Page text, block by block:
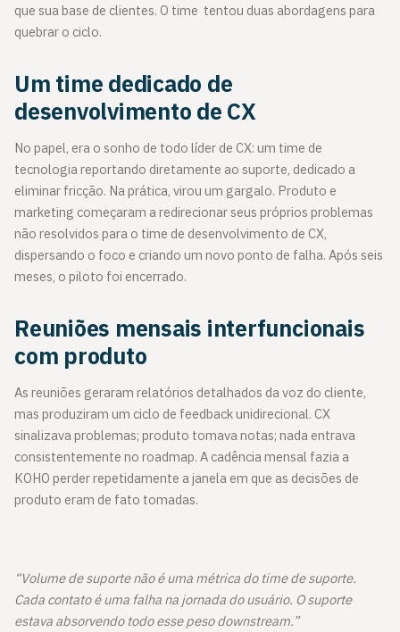
que sua base de clientes. O time tentou duas abordagens para
quebrar o ciclo.
Um time dedicado de
desenvolvimento de CX
No papel, era o sonho de todo líder de CX: um time de
tecnologia reportando diretamente ao suporte, dedicado a
eliminar fricção. Na prática, virou um gargalo. Produto e
marketing começaram a redirecionar seus próprios problemas
não resolvidos para o time de desenvolvimento de CX,
dispersando o foco e criando um novo ponto de falha. Após seis
meses, o piloto foi encerrado.
Reuniões mensais interfuncionais
com produto
As reuniões geraram relatórios detalhados da voz do cliente,
mas produziram um ciclo de feedback unidirecional. CX
sinalizava problemas; produto tomava notas; nada entrava
consistentemente no roadmap. A cadência mensal fazia a
KOHO perder repetidamente a janela em que as decisões de
produto eram de fato tomadas.
“Volume de suporte não é uma métrica do time de suporte.
Cada contato é uma falha na jornada do usuário. O suporte
estava absorvendo todo esse peso downstream.”